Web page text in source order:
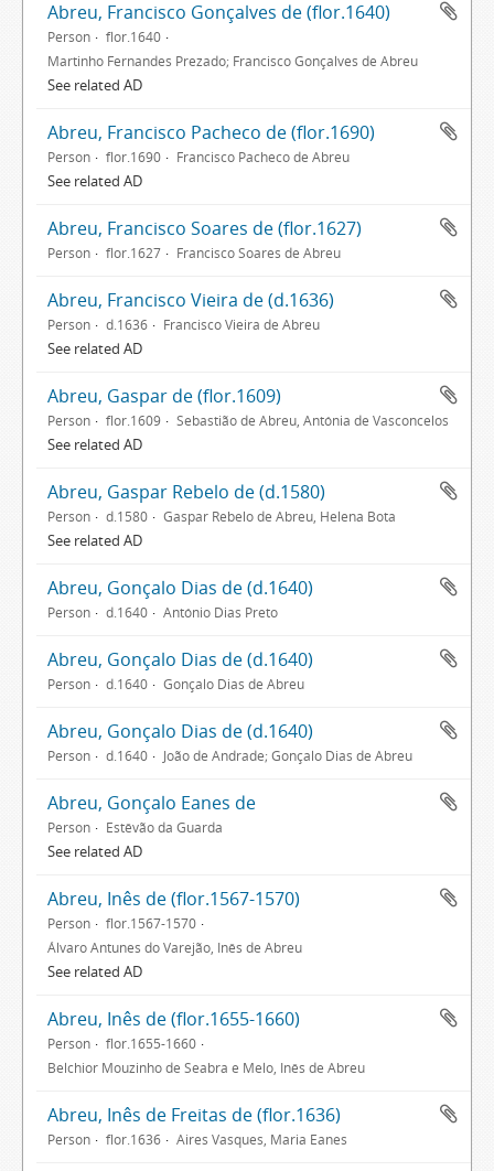
Abreu, Francisco Gonçalves de (flor.1640)
Person
flor.1640
Martinho Fernandes Prezado; Francisco Gonçalves de Abreu
See related AD
Abreu, Francisco Pacheco de (flor.1690)
Person flor.1690 Francisco Pacheco de Abreu
See related AD
Abreu, Francisco Soares de (flor.1627)
Person flor.1627 Francisco Soares de Abreu
Abreu, Francisco Vieira de (d.1636)
Person d.1636 Francisco Vieira de Abreu
See related AD
Abreu, Gaspar de (flor.1609)
Person flor.1609 Sebastião de Abreu, Antónia de Vasconcelos
See related AD
Abreu, Gaspar Rebelo de (d.1580)
Person d.1580 Gaspar Rebelo de Abreu, Helena Bota
See related AD
Abreu, Gonçalo Dias de (d.1640)
Person d.1640 António Dias Preto
Abreu, Gonçalo Dias de (d.1640)
Person d.1640 Gonçalo Dias de Abreu
Abreu, Gonçalo Dias de (d.1640)
Person d.1640 João de Andrade; Gonçalo Dias de Abreu
Abreu, Gonçalo Eanes de
Person Estêvão da Guarda
See related AD
Abreu, Inês de (flor.1567-1570)
Person
flor.1567-1570
Álvaro Antunes do Varejão, Inês de Abreu
See related AD
Abreu, Inês de (flor.1655-1660)
Person
flor.1655-1660
Belchior Mouzinho de Seabra e Melo, Inês de Abreu
Abreu, Inês de Freitas de (flor.1636)
Person flor.1636 Aires Vasques, Maria Eanes